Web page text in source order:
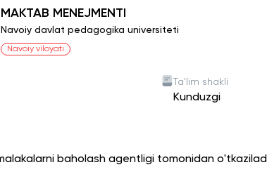
MAKTAB MENEJMENTI
Navoiy davlat pedagogika universiteti
Navoiy viloyati
Ta'lim shakli
Kunduzgi
baholash agentligi tomonidan